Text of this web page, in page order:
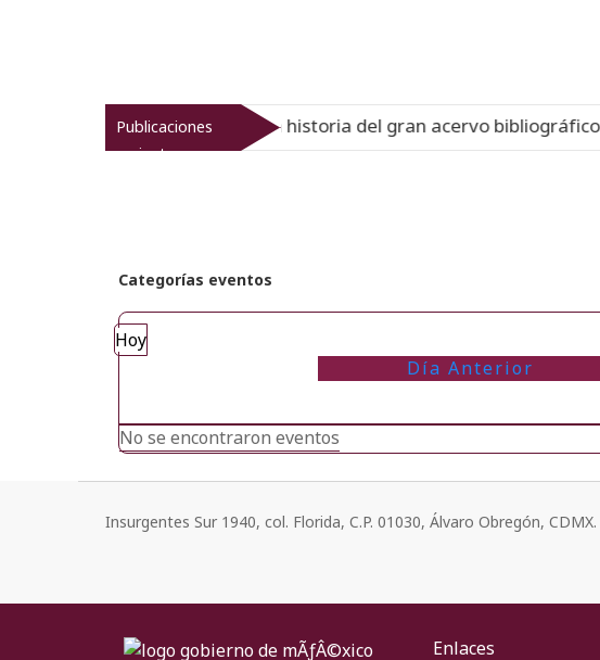
Publicaciones
recientes
del Virreinato muestra la historia del gran acervo bibliográfico
Categorías eventos
Hoy
Día Anterior
No se encontraron eventos
Insurgentes Sur 1940, col. Florida, C.P. 01030, Álvaro Obregón, CDMX.
Enlaces